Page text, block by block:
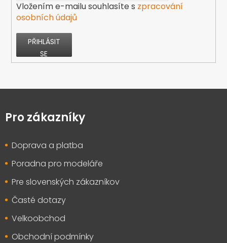
Vložením e-mailu souhlasíte s zpracování
osobních údajů
PŘIHLÁSIT
SE
pPro zákazníky
Doprava a platba
Poradna pro modeláře
Pre slovenských zákazníkov
Časté dotazy
Velkoobchod
Obchodní podmínky